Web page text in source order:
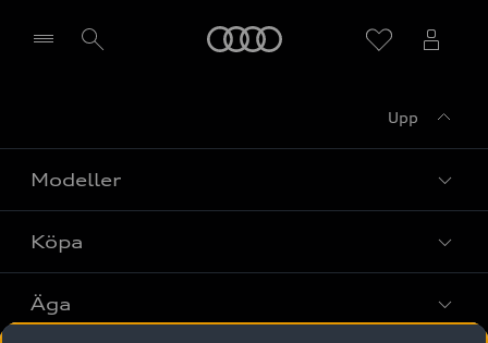
Upp
Modeller
Alla modeller
Elbilar
Köpa
Privaterbjudanden
Äga